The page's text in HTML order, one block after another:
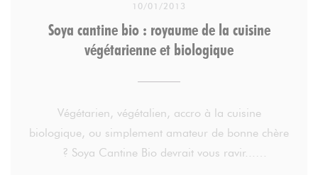
10/01/2013
Soya cantine bio : royaume de la cuisine
végétarienne et biologique
Végétarien, végétalien, accro à la cuisine
biologique, ou simplement amateur de bonne chère
? Soya Cantine Bio devrait vous ravir...